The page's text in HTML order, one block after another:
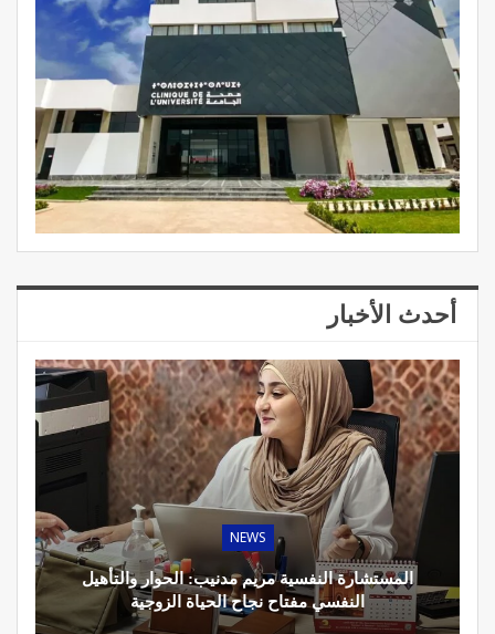
أحدث الأخبار
NEWS
المستشارة النفسية مريم مدنيب: الحوار والتأهيل
النفسي مفتاح نجاح الحياة الزوجية